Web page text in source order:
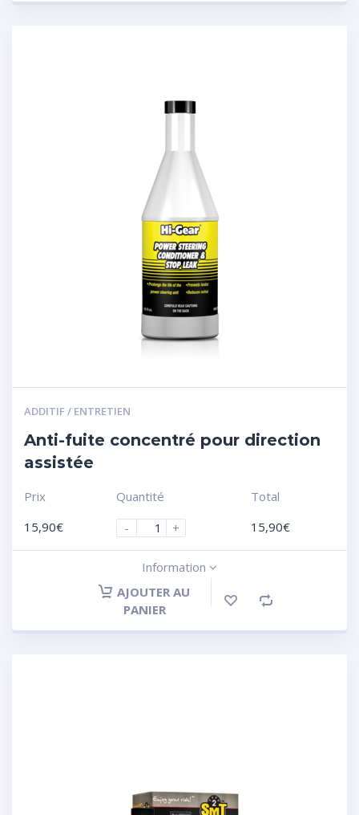
ADDITIF / ENTRETIEN
Anti-fuite concentré pour direction
assistée
Prix
15,90€
Quantité
-
+
Total
15,90€
Information
AJOUTER AU
PANIER